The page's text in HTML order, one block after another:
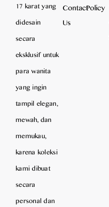
17 karat yang
didesain
secara
eksklusif untuk
para wanita
yang ingin
tampil elegan,
mewah, dan
memukau,
karena koleksi
kami dibuat
secara
personal dan
Contact
Us
Policy